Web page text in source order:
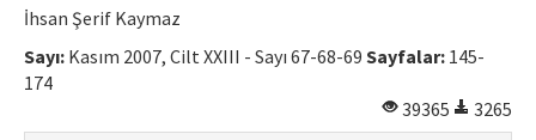
İhsan Şerif Kaymaz
Sayı: Kasım 2007, Cilt XXIII - Sayı 67-68-69 Sayfalar: 145-
174
39365
3265